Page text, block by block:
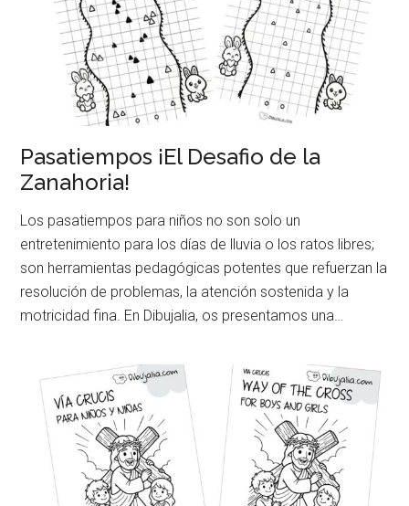
Pasatiempos ¡El Desafio de la
Zanahoria!
Los pasatiempos para niños no son solo un
entretenimiento para los días de lluvia o los ratos libres;
son herramientas pedagógicas potentes que refuerzan la
resolución de problemas, la atención sostenida y la
motricidad fina. En Dibujalia, os presentamos una…